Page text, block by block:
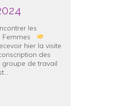
les
Femmes
hier la visite
des
groupe de travail